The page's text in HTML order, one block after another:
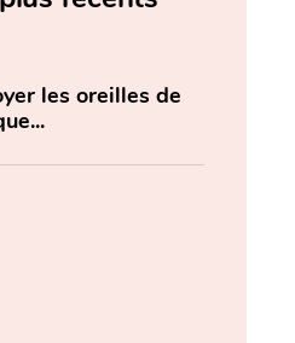
les oreilles de